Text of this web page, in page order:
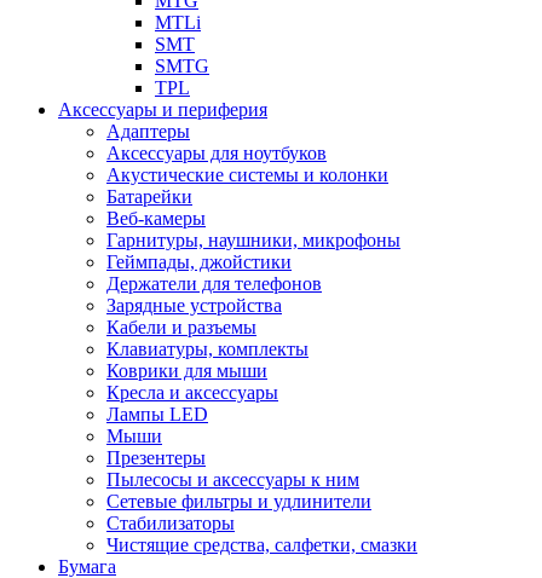
MTLi
SMT
SMTG
TPL
Аксессуары и периферия
Адаптеры
Аксессуары для ноутбуков
Акустические системы и колонки
Батарейки
Веб-камеры
Гарнитуры, наушники, микрофоны
Геймпады, джойстики
Держатели для телефонов
Зарядные устройства
Кабели и разъемы
Клавиатуры, комплекты
Коврики для мыши
Кресла и аксессуары
Лампы LED
Мыши
Презентеры
Пылесосы и аксессуары к ним
Сетевые фильтры и удлинители
Стабилизаторы
Чистящие средства, салфетки, смазки
Бумага